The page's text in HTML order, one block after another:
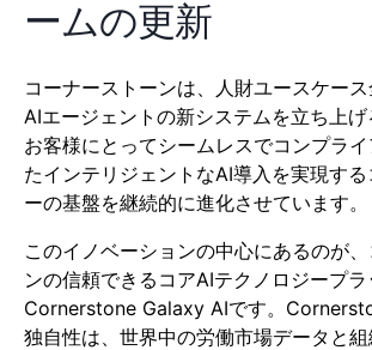
ームの更新
コーナーストーンは、人財ユースケー
AIエージェントの新システムを立ち上げ
お客様にとってシームレスでコンプラ
たインテリジェントなAI導入を実現す
ーの基盤を継続的に進化させています。
このイノベーションの中心にあるのが
ンの信頼できるコアAIテクノロジープラ
Cornerstone Galaxy AIです。
独自性は、世界中の労働市場データと